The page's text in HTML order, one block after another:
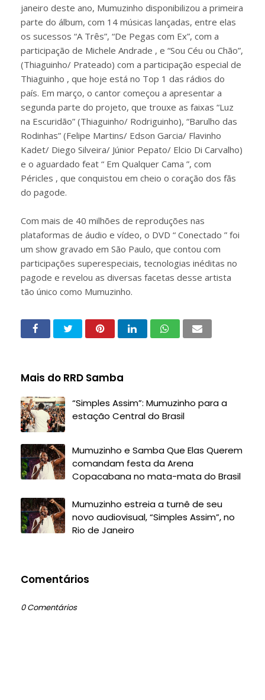
janeiro deste ano, Mumuzinho disponibilizou a primeira
parte do álbum, com 14 músicas lançadas, entre elas
os sucessos “A Três”, “De Pegas com Ex”, com a
participação de Michele Andrade , e “Sou Céu ou Chão”,
(Thiaguinho/ Prateado) com a participação especial de
Thiaguinho , que hoje está no Top 1 das rádios do
país. Em março, o cantor começou a apresentar a
segunda parte do projeto, que trouxe as faixas “Luz
na Escuridão” (Thiaguinho/ Rodriguinho), “Barulho das
Rodinhas” (Felipe Martins/ Edson Garcia/ Flavinho
Kadet/ Diego Silveira/ Júnior Pepato/ Elcio Di Carvalho)
e o aguardado feat “ Em Qualquer Cama ”, com
Péricles , que conquistou em cheio o coração dos fãs
do pagode.
Com mais de 40 milhões de reproduções nas
plataformas de áudio e vídeo, o DVD “ Conectado ” foi
um show gravado em São Paulo, que contou com
participações superespeciais, tecnologias inéditas no
pagode e revelou as diversas facetas desse artista
tão único como Mumuzinho.
Mais do RRD Samba
“Simples Assim”: Mumuzinho para a
estação Central do Brasil
Mumuzinho e Samba Que Elas Querem
comandam festa da Arena
Copacabana no mata-mata do Brasil
Mumuzinho estreia a turnê de seu
novo audiovisual, “Simples Assim”, no
Rio de Janeiro
Comentários
0 Comentários